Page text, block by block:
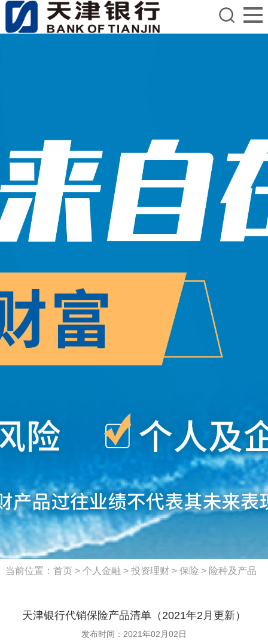
当前位置： 首页> 个人金融 > 投资理财 > 保险 > 险种及产品
天津银行代销保险产品清单（2021年2月更新）
发布时间：2021年02月02日